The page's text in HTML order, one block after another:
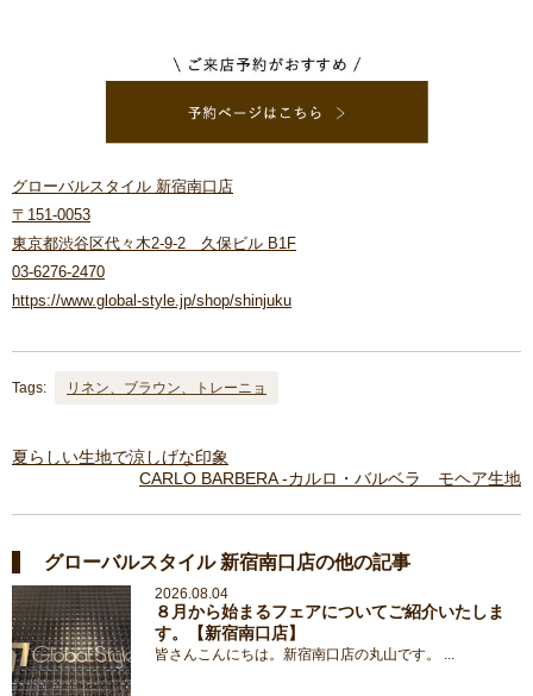
グローバルスタイル 新宿南口店
〒151-0053
東京都渋谷区代々木2-9-2 久保ビル B1F
03-6276-2470
https://www.global-style.jp/shop/shinjuku
Tags: リネン、ブラウン、トレーニョ
夏らしい生地で涼しげな印象
CARLO BARBERA -カルロ・バルベラ モヘア生地
グローバルスタイル 新宿南口店の他の記事
2026.08.04
８月から始まるフェアについてご紹介いたしま
す。【新宿南口店】
皆さんこんにちは。新宿南口店の丸山です。 ...